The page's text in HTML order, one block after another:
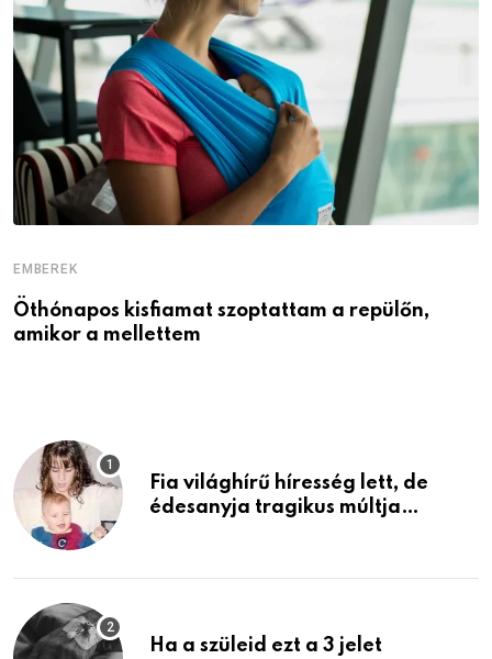
EMBEREK
Öthónapos kisfiamat szoptattam a repülőn,
amikor a mellettem
Fia világhírű híresség lett, de
édesanyja tragikus múltja
Ha a szüleid ezt a 3 jelet